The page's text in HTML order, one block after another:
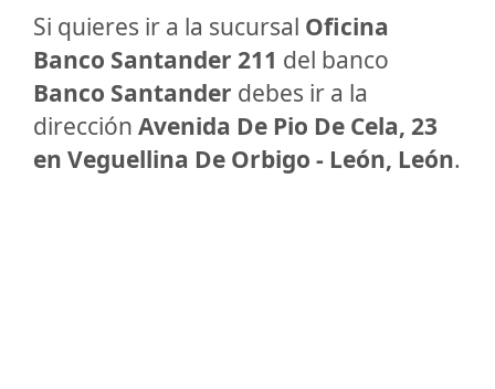
Si quieres ir a la sucursal Oficina
Banco Santander 211 del banco
Banco Santander debes ir a la
dirección Avenida De Pio De Cela, 23
en Veguellina De Orbigo - León, León.